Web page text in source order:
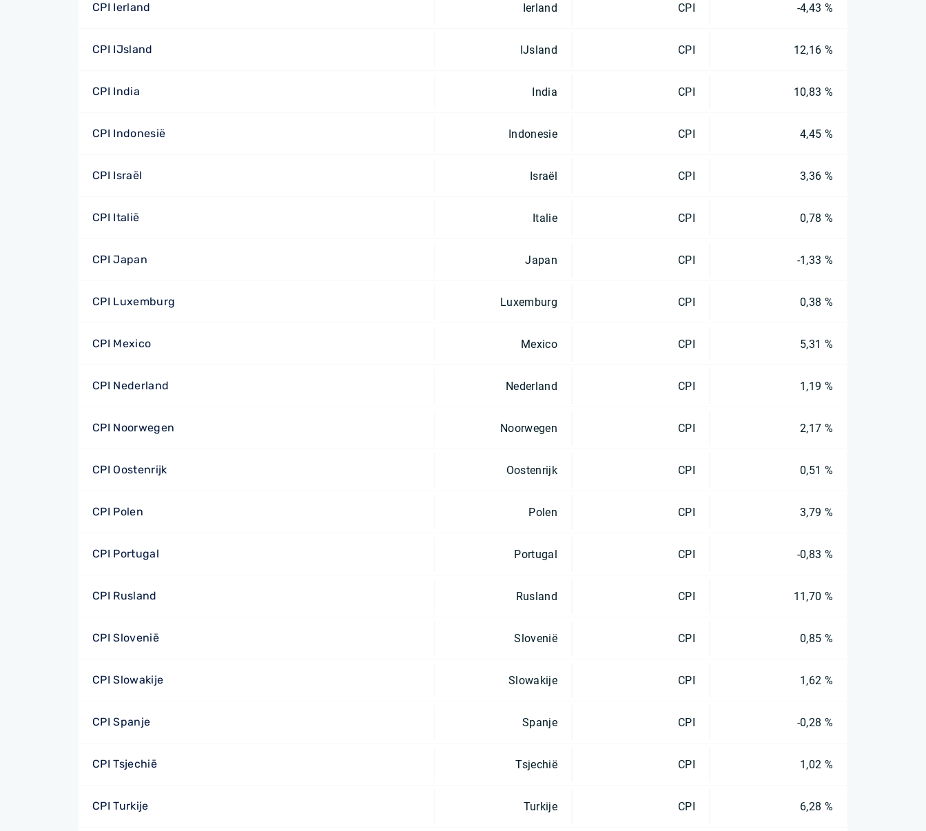
CPI Ierland Ierland CPI -4,43 %
CPI IJsland IJsland CPI 12,16 %
CPI India India CPI 10,83 %
CPI Indonesië Indonesie CPI 4,45 %
CPI Israël Israël CPI 3,36 %
CPI Italië Italie CPI 0,78 %
CPI Japan Japan CPI -1,33 %
CPI Luxemburg Luxemburg CPI 0,38 %
CPI Mexico Mexico CPI 5,31 %
CPI Nederland Nederland CPI 1,19 %
CPI Noorwegen Noorwegen CPI 2,17 %
CPI Oostenrijk Oostenrijk CPI 0,51 %
CPI Polen Polen CPI 3,79 %
CPI Portugal Portugal CPI -0,83 %
CPI Rusland Rusland CPI 11,70 %
CPI Slovenië Slovenië CPI 0,85 %
CPI Slowakije Slowakije CPI 1,62 %
CPI Spanje Spanje CPI -0,28 %
CPI Tsjechië Tsjechië CPI 1,02 %
CPI Turkije Turkije CPI 6,28 %